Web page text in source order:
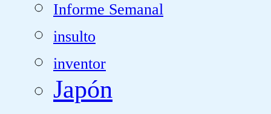
Informe Semanal
insulto
inventor
Japón